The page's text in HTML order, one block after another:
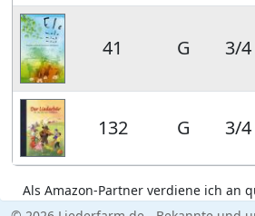
41 G 3/4
132 G 3/4
Als Amazon-Partner verdiene ich an